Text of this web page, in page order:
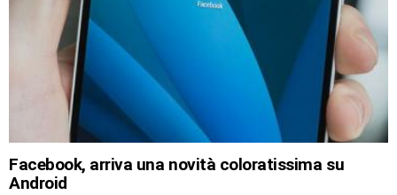
Facebook, arriva una novità coloratissima su
Android